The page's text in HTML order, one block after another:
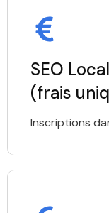
SEO
(frais
Inscriptions